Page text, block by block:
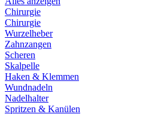
Chirurgie
Chirurgie
Wurzelheber
Zahnzangen
Scheren
Skalpelle
Haken & Klemmen
Wundnadeln
Nadelhalter
Spritzen & Kanülen